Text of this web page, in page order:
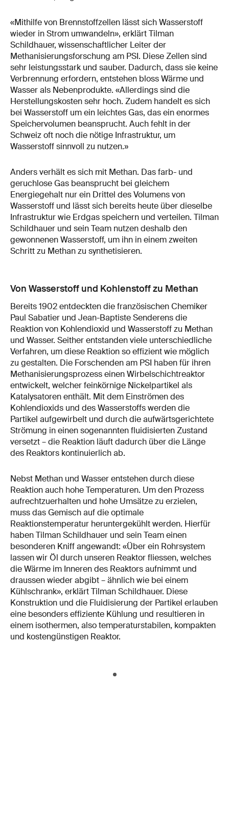
«Mithilfe von Brennstoffzellen lässt sich Wasserstoff
wieder in Strom umwandeln», erklärt Tilman
Schildhauer, wissenschaftlicher Leiter der
Methanisierungsforschung am PSI. Diese Zellen sind
sehr leistungsstark und sauber. Dadurch, dass sie keine
Verbrennung erfordern, entstehen bloss Wärme und
Wasser als Nebenprodukte. «Allerdings sind die
Herstellungskosten sehr hoch. Zudem handelt es sich
bei Wasserstoff um ein leichtes Gas, das ein enormes
Speichervolumen beansprucht. Auch fehlt in der
Schweiz oft noch die nötige Infrastruktur, um
Wasserstoff sinnvoll zu nutzen.»
Anders verhält es sich mit Methan. Das farb- und
geruchlose Gas beansprucht bei gleichem
Energiegehalt nur ein Drittel des Volumens von
Wasserstoff und lässt sich bereits heute über dieselbe
Infrastruktur wie Erdgas speichern und verteilen. Tilman
Schildhauer und sein Team nutzen deshalb den
gewonnenen Wasserstoff, um ihn in einem zweiten
Schritt zu Methan zu synthetisieren.
Von Wasserstoff und Kohlenstoff zu Methan
Bereits 1902 entdeckten die französischen Chemiker
Paul Sabatier und Jean-Baptiste Senderens die
Reaktion von Kohlendioxid und Wasserstoff zu Methan
und Wasser. Seither entstanden viele unterschiedliche
Verfahren, um diese Reaktion so effizient wie möglich
zu gestalten. Die Forschenden am PSI haben für ihren
Methanisierungsprozess einen Wirbelschichtreaktor
entwickelt, welcher feinkörnige Nickelpartikel als
Katalysatoren enthält. Mit dem Einströmen des
Kohlendioxids und des Wasserstoffs werden die
Partikel aufgewirbelt und durch die aufwärtsgerichtete
Strömung in einen sogenannten fluidisierten Zustand
versetzt – die Reaktion läuft dadurch über die Länge
des Reaktors kontinuierlich ab.
Nebst Methan und Wasser entstehen durch diese
Reaktion auch hohe Temperaturen. Um den Prozess
aufrechtzuerhalten und hohe Umsätze zu erzielen,
muss das Gemisch auf die optimale
Reaktionstemperatur heruntergekühlt werden. Hierfür
haben Tilman Schildhauer und sein Team einen
besonderen Kniff angewandt: «Über ein Rohrsystem
lassen wir Öl durch unseren Reaktor fliessen, welches
die Wärme im Inneren des Reaktors aufnimmt und
draussen wieder abgibt – ähnlich wie bei einem
Kühlschrank», erklärt Tilman Schildhauer. Diese
Konstruktion und die Fluidisierung der Partikel erlauben
eine besonders effiziente Kühlung und resultieren in
einem isothermen, also temperaturstabilen, kompakten
und kostengünstigen Reaktor.